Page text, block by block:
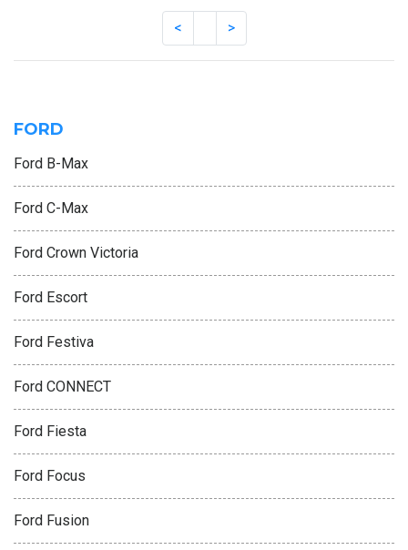
FORD
Ford B-Max
Ford C-Max
Ford Crown Victoria
Ford Escort
Ford Festiva
Ford CONNECT
Ford Fiesta
Ford Focus
Ford Fusion